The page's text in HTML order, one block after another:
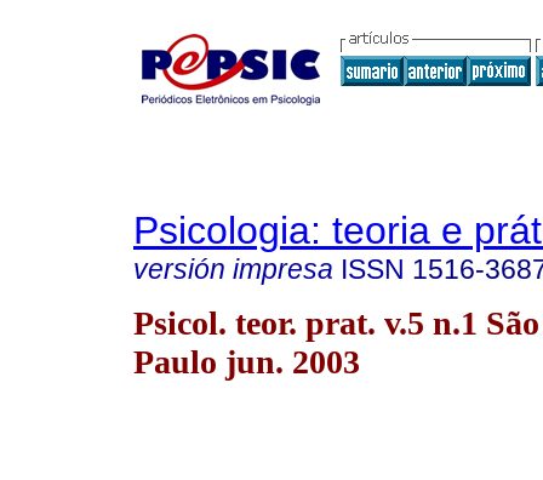
Psicologia: teoria e
versión impresa ISSN 1516-
Psicol. teor. prat. v.5 n.1 São
Paulo jun. 2003